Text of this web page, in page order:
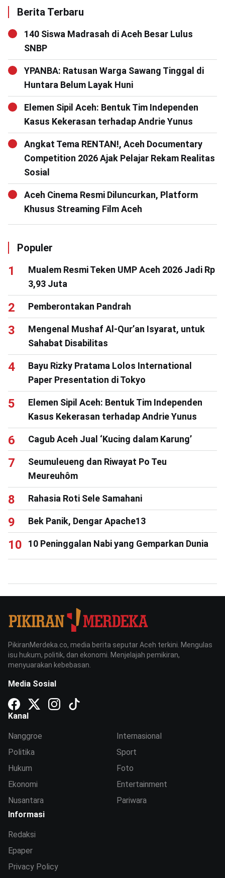
Berita Terbaru
140 Siswa Madrasah di Aceh Besar Lulus
SNBP
YPANBA: Ratusan Warga Sawang Tinggal di
Huntara Belum Layak Huni
Elemen Sipil Aceh: Bentuk Tim Independen
Kasus Kekerasan terhadap Andrie Yunus
Angkat Tema RENTAN!, Aceh Documentary
Competition 2026 Ajak Pelajar Rekam Realitas
Sosial
Aceh Cinema Resmi Diluncurkan, Platform
Khusus Streaming Film Aceh
Populer
Mualem Resmi Teken UMP Aceh 2026 Jadi Rp
3,93 Juta
Pemberontakan Pandrah
Mengenal Mushaf Al-Qur’an Isyarat, untuk
Sahabat Disabilitas
Bayu Rizky Pratama Lolos International
Paper Presentation di Tokyo
Elemen Sipil Aceh: Bentuk Tim Independen
Kasus Kekerasan terhadap Andrie Yunus
Cagub Aceh Jual ‘Kucing dalam Karung’
Seumuleueng dan Riwayat Po Teu
Meureuhôm
Rahasia Roti Sele Samahani
Bek Panik, Dengar Apache13
10 Peninggalan Nabi yang Gemparkan Dunia
PikiranMerdeka.co, media berita seputar Aceh terkini. Mengulas
isu hukum, politik, dan ekonomi. Menjelajah pemikiran,
menyuarakan kebebasan.
Media Sosial
Kanal
Nanggroe
Politika
Hukum
Ekonomi
Nusantara
Internasional
Sport
Foto
Entertainment
Pariwara
Informasi
Redaksi
Epaper
Privacy Policy